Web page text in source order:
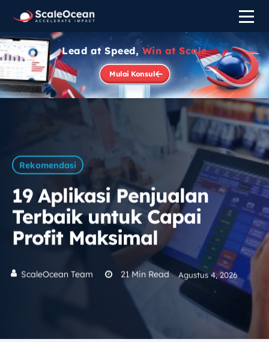
Lead at Speed, Win at Scale
Mulai Konsul
Rekomendasi
19 Aplikasi Penjualan
Terbaik untuk Capai
Profit Maksimal
ScaleOcean Team 21Min Read Agustus 4, 2026